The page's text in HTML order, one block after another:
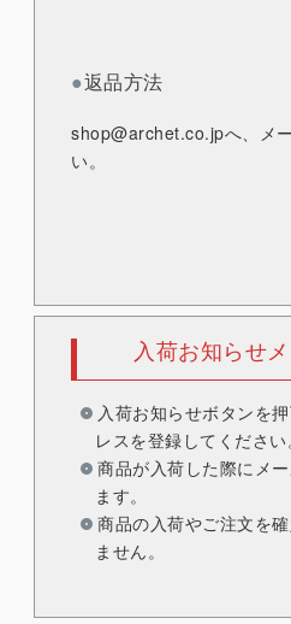
●返品方法
shop@archet.co.jpへ、メ
い。
入荷お知らせ
入荷お知らせボタンを
レスを登録してください
商品が入荷した際にメ
ます。
商品の入荷やご注文を
ません。